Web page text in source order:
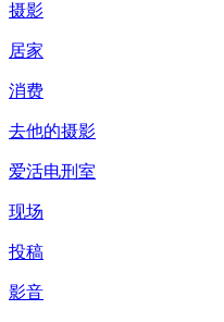
摄影
居家
消费
去他的摄影
爱活电刑室
现场
投稿
影音